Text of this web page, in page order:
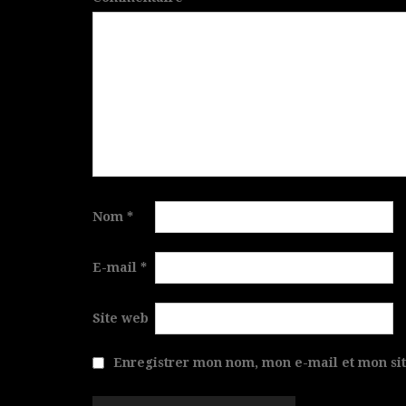
Nom *
E-mail *
Site web
Enregistrer mon nom, mon e-mail et mon